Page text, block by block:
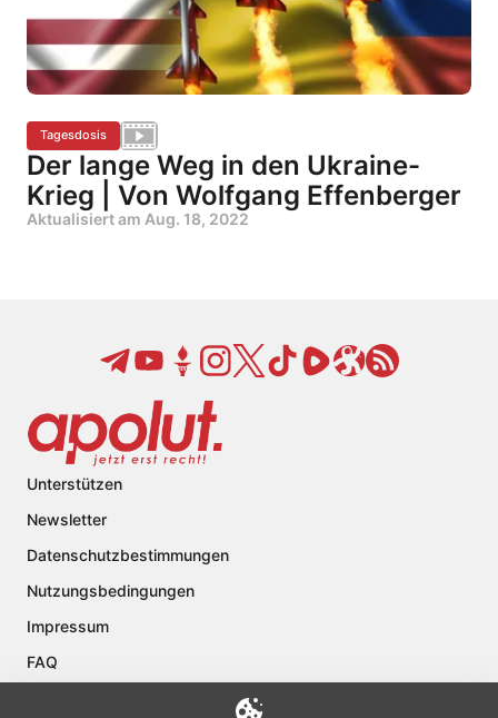
Tagesdosis
Der lange Weg in den Ukraine-
Krieg | Von Wolfgang Effenberger
Aktualisiert am Aug. 18, 2022
Unterstützen
Newsletter
Datenschutzbestimmungen
Nutzungsbedingungen
Impressum
FAQ